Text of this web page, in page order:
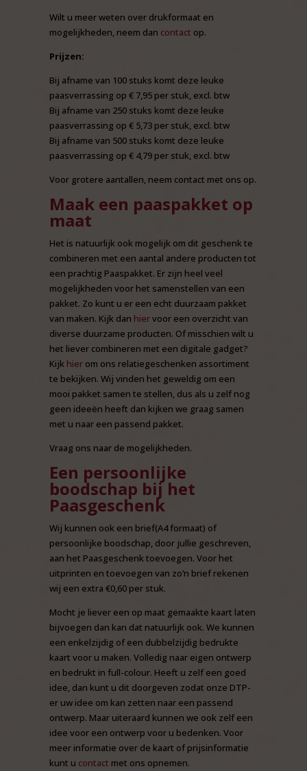
Wilt u meer weten over drukformaat en
mogelijkheden, neem dan contact op.
Prijzen:
Bij afname van 100 stuks komt deze leuke
paasverrassing op € 7,95 per stuk, excl. btw
Bij afname van 250 stuks komt deze leuke
paasverrassing op € 5,73 per stuk, excl. btw
Bij afname van 500 stuks komt deze leuke
paasverrassing op € 4,79 per stuk, excl. btw
Voor grotere aantallen, neem contact met ons op.
Maak een paaspakket op
maat
Het is natuurlijk ook mogelijk om dit geschenk te
combineren met een aantal andere producten tot
een prachtig Paaspakket. Er zijn heel veel
mogelijkheden voor het samenstellen van een
pakket. Zo kunt u er een echt duurzaam pakket
van maken. Kijk dan hiervoor een overzicht van
diverse duurzame producten. Of misschien wilt u
het liever combineren met een digitale gadget?
Kijk hier om ons relatiegeschenken assortiment
te bekijken. Wij vinden het geweldig om een
mooi pakket samen te stellen, dus als u zelf nog
geen ideeën heeft dan kijken we graag samen
met u naar een passend pakket.
Vraag ons naar de mogelijkheden.
Een persoonlijke
boodschap bij het
Paasgeschenk
Wij kunnen ook een brief(A4 formaat) of
persoonlijke boodschap, door jullie geschreven,
aan het Paasgeschenk toevoegen. Voor het
uitprinten en toevoegen van zo’n brief rekenen
wij een extra €0,60 per stuk.
Mocht je liever een op maat gemaakte kaart laten
bijvoegen dan kan dat natuurlijk ook. We kunnen
een enkelzijdig of een dubbelzijdig bedrukte
kaart voor u maken. Volledig naar eigen ontwerp
en bedrukt in full-colour. Heeft u zelf een goed
idee, dan kunt u dit doorgeven zodat onze DTP-
er uw idee om kan zetten naar een passend
ontwerp. Maar uiteraard kunnen we ook zelf een
idee voor een ontwerp voor u bedenken. Voor
meer informatie over de kaart of prijsinformatie
kunt u contact met ons opnemen.